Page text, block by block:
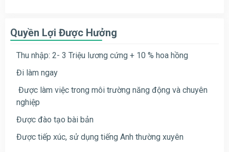
Quyền Lợi Được Hưởng
Thu nhập: 2- 3 Triệu lương cứng + 10 % hoa hồng
Đi làm ngay
Được làm việc trong môi trường năng động và chuyên
nghiệp
Được đào tạo bài bản
Được tiếp xúc, sử dụng tiếng Anh thường xuyên